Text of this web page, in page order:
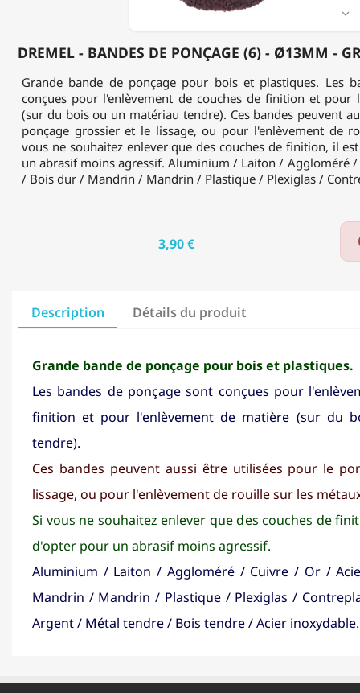
(408)
DREMEL - BANDES DE PONÇAGE (6) - Ø13MM -

Grande bande de ponçage pour bois et plastiques. Les
conçues pour l'enlèvement de couches de finition et pour
(sur du bois ou un matériau tendre). Ces bandes peuvent
ponçage grossier et le lissage, ou pour l'enlèvement de
vous ne souhaitez enlever que des couches de finition, il
un abrasif moins agressif. Aluminium / Laiton / Aggloméré
/ Bois dur / Mandrin / Mandrin / Plastique / Plexiglas /
3,90 €
Description Détails du produit
Grande bande de ponçage pour bois et plastiques.
Les bandes de ponçage sont conçues pour
finition et pour l'enlèvement de matière (sur du
tendre).
Ces bandes peuvent aussi être utilisées pour le
lissage, ou pour l'enlèvement de rouille sur les
Si vous ne souhaitez enlever que des couches de
d'opter pour un abrasif moins agressif.
Aluminium / Laiton / Aggloméré / Cuivre / Or /
Mandrin / Mandrin / Plastique / Plexiglas /
Argent / Métal tendre / Bois tendre / Acier